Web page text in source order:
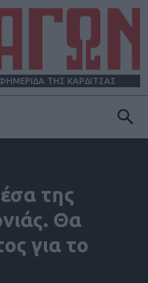
ΤΗΣ ΚΑΡΔΙΤΣΑΣ
της
Θα
για το